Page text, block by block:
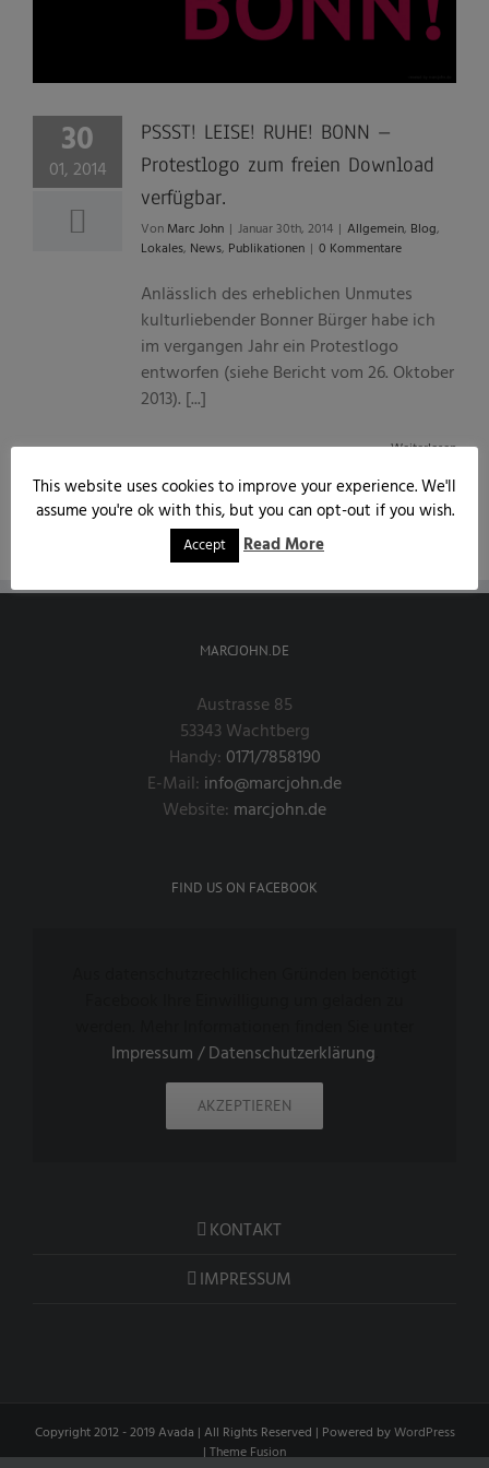
30
01, 2014
PSSST! LEISE! RUHE! BONN –
Protestlogo zum freien Download
verfügbar.
Von Marc John | Januar 30th, 2014 | Allgemein, Blog,
Lokales, News, Publikationen | 0 Kommentare
Anlässlich des erheblichen Unmutes
kulturliebender Bonner Bürger habe ich
im vergangen Jahr ein Protestlogo
entworfen (siehe Bericht vom 26. Oktober
2013). [...]
Weiterlesen
MARCJOHN.DE
Austrasse 85
53343 Wachtberg
Handy: 0171/7858190
E-Mail: info@marcjohn.de
Website: marcjohn.de
FIND US ON FACEBOOK
Impressum / Datenschutzerklärung
AKZEPTIEREN
KONTAKT
IMPRESSUM
Copyright 2012 - 2019 Avada | All Rights Reserved | Powered byWordPress
| Theme Fusion
This website uses cookies to improve your experience. We'll
assume you're ok with this, but you can opt-out if you wish.
Accept Read More